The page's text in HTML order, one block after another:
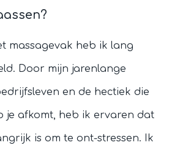
massagevak heb ik lang
Door mijn jarenlange
en de hectiek die
je afkomt, heb ik ervaren dat
is om te ont-stressen. Ik